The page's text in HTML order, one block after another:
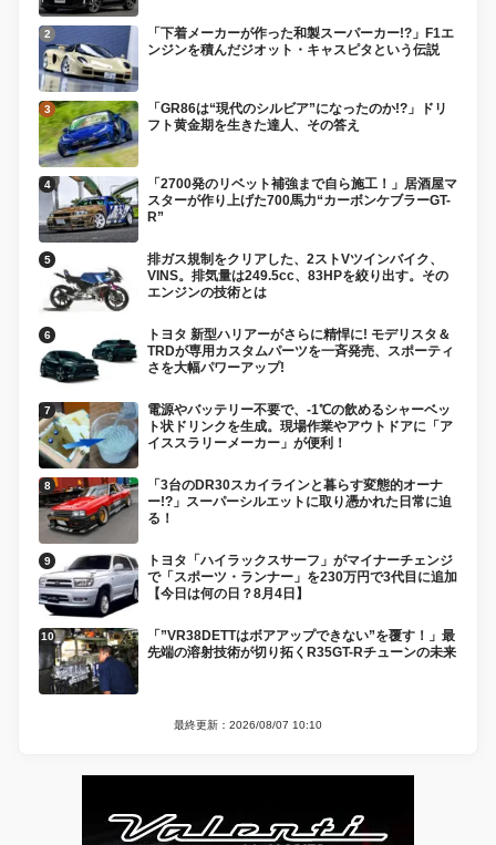
「下着メーカーが作った和製スーパーカー!?」F1エ
ンジンを積んだジオット・キャスピタという伝説
「GR86は“現代のシルビア”になったのか!?」ドリ
フト黄金期を生きた達人、その答え
「2700発のリベット補強まで自ら施工！」居酒屋マ
スターが作り上げた700馬力“カーボンケブラーGT-
R”
排ガス規制をクリアした、2ストVツインバイク、
VINS。排気量は249.5cc、83HPを絞り出す。その
エンジンの技術とは
トヨタ 新型ハリアーがさらに精悍に! モデリスタ＆
TRDが専用カスタムパーツを一斉発売、スポーティ
さを大幅パワーアップ!
電源やバッテリー不要で、-1℃の飲めるシャーベッ
ト状ドリンクを生成。現場作業やアウトドアに「ア
イススラリーメーカー」が便利！
「3台のDR30スカイラインと暮らす変態的オーナ
ー!?」スーパーシルエットに取り憑かれた日常に迫
る！
トヨタ「ハイラックスサーフ」がマイナーチェンジ
で「スポーツ・ランナー」を230万円で3代目に追加
【今日は何の日？8月4日】
「”VR38DETTはボアアップできない”を覆す！」最
先端の溶射技術が切り拓くR35GT-Rチューンの未来
最終更新：2026/08/07 10:10